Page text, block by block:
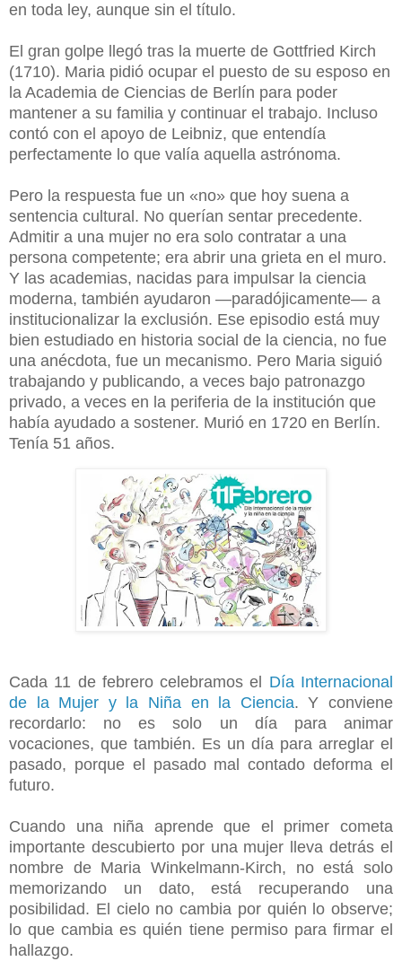
en toda ley, aunque sin el título.
El gran golpe llegó tras la muerte de Gottfried Kirch
(1710). Maria pidió ocupar el puesto de su esposo en
la Academia de Ciencias de Berlín para poder
mantener a su familia y continuar el trabajo. Incluso
contó con el apoyo de Leibniz, que entendía
perfectamente lo que valía aquella astrónoma.
Pero la respuesta fue un «no» que hoy suena a
sentencia cultural. No querían sentar precedente.
Admitir a una mujer no era solo contratar a una
persona competente; era abrir una grieta en el muro.
Y las academias, nacidas para impulsar la ciencia
moderna, también ayudaron —paradójicamente— a
institucionalizar la exclusión. Ese episodio está muy
bien estudiado en historia social de la ciencia, no fue
una anécdota, fue un mecanismo. Pero Maria siguió
trabajando y publicando, a veces bajo patronazgo
privado, a veces en la periferia de la institución que
había ayudado a sostener. Murió en 1720 en Berlín.
Tenía 51 años.
Cada 11 de febrero celebramos el Día Internacional
de la Mujer y la Niña en la Ciencia. Y conviene
recordarlo: no es solo un día para animar
vocaciones, que también. Es un día para arreglar el
pasado, porque el pasado mal contado deforma el
futuro.
Cuando una niña aprende que el primer cometa
importante descubierto por una mujer lleva detrás el
nombre de Maria Winkelmann-Kirch, no está solo
memorizando un dato, está recuperando una
posibilidad. El cielo no cambia por quién lo observe;
lo que cambia es quién tiene permiso para firmar el
hallazgo.